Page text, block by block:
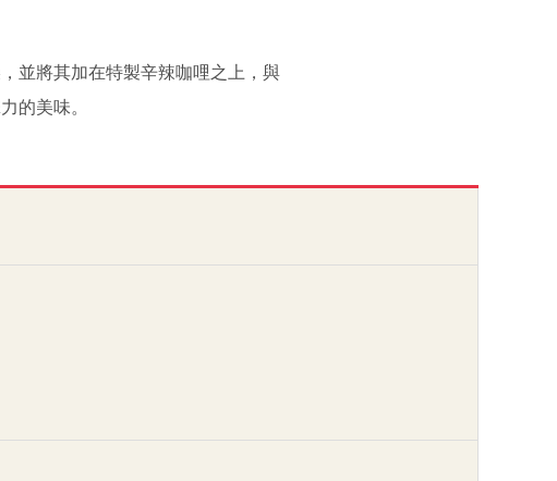
並將其加在特製辛辣咖哩之上，與
的美味。